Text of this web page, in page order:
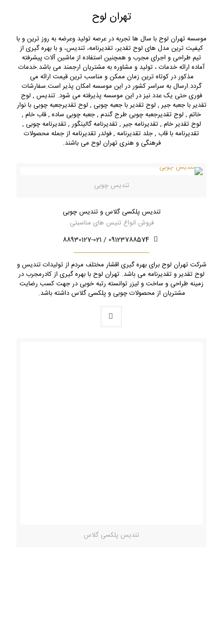
تهران لوح
موسسه تهران لوح با سال ها تجربه در عرصه تولید وعرضه به روز ترین و با
کیفیت ترین مدل های لوح تقدیر، تقدیرنامه، تندیس، و با بهره گیری از
تیم طراحی و اجرای مجرب و همچنین استفاده از ماشین آلات پیشرفته
آماده ارائه خدمات ، تولید و مشاوره به مشتریان ارجمند می باشد.خدمات
مذکور در کوتاه ترین زمان ممکن و مناسب ترین قیمت ارائه می
گردد.ارسال به سراسر کشور در این موسسه امکان پذیر است.سفارشات
فوری حتی یک عدد نیز در این موسسه پذیرفته می شود. تندیس , لوح
تقدیر با جعبه جیر , لوح تقدیر با جعبه چوبی , لوح تقدیرجعبه چوبی با نوار
خاتم , لوح تقدیرجعبه چوبی طرح گندم , جعبه چوبی ساده , قاب خام ,
لوح تقدیر خام , تقدیرنامه جیر , تقدیرنامه گالینگور , تقدیرنامه چوبی ,
تقدیرنامه با قاب , جلد تقدیرنامه , فولدر تقدیرنامه از جمله محصولات
فرهنگی و هنری تهران لوح می باشند.
تندیس چوبی
تندیس پلکسی گلاس و تندیس چوبی
فروش انواع تنیس های مناسبتی
09123788574 / 88930127-021
شرکت تهران لوح برای بهره گیری اقشار مختلف مردم از تولیدات تندیس و
لوح تقدیر و تقدیرنامه می باشد. تهران لوح با بهره گیری از کادرمجرب در
زمینه طراحی و ساخت و لیزر توانسته رتبه خوبی در جهت کسب رضایت
مشتریان از محصولات چوبی و پلکسی گلاس داشته باشد.
تندیس پلکسی گلاس